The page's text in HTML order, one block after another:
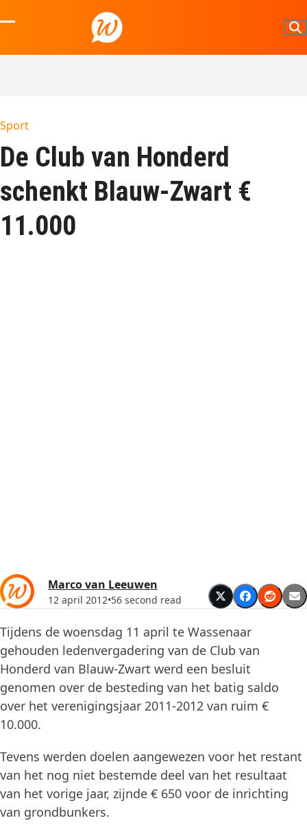
to
mobile
mobile
Sport
De Club van Honderd
schenkt Blauw-Zwart €
11.000
Marco van Leeuwen
12 april 2012•56 second read
Tijdens de woensdag 11 april te Wassenaar
gehouden ledenvergadering van de Club van
Honderd van Blauw-Zwart werd een besluit
genomen over de besteding van het batig saldo
over het verenigingsjaar 2011-2012 van ruim €
10.000.
Tevens werden doelen aangewezen voor het restant
van het nog niet bestemde deel van het resultaat
van het vorige jaar, zijnde € 650 voor de inrichting
van grondbunkers.